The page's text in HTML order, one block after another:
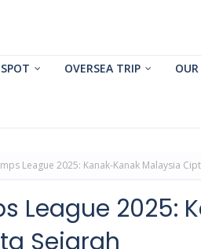
OVERSEA TRIP
League 2025: Kanak-Kanak Malaysia
League 2025:
Sejarah